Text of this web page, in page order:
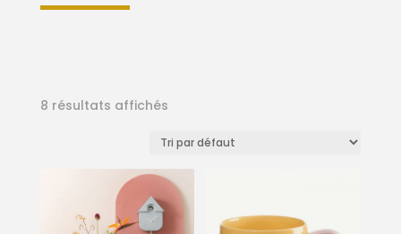
8 résultats affichés